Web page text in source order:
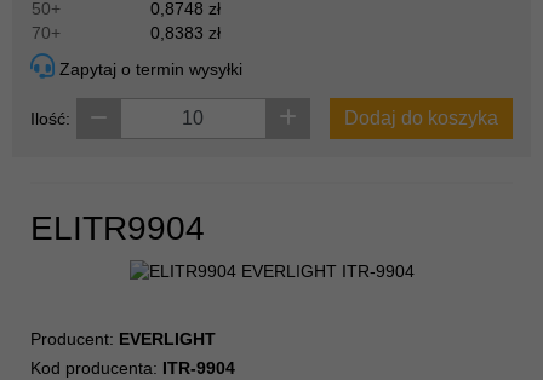
50+
0,8748 zł
70+
0,8383 zł
Zapytaj o termin wysyłki
Ilość: Dodaj do koszyka
ELITR9904
Producent: EVERLIGHT
Kod producenta: ITR-9904